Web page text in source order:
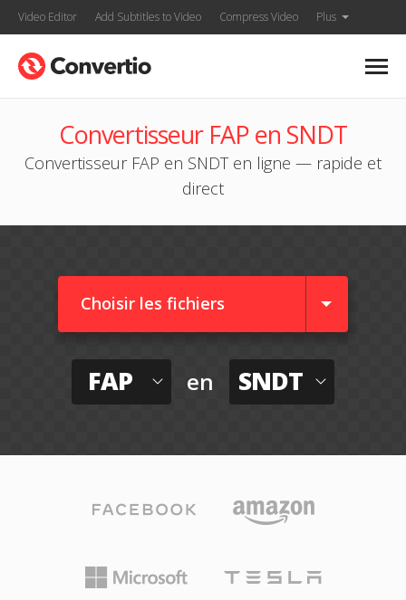
Video Editor Add Subtitles to Video Compress Video Plus
Convertisseur FAP en SNDT
Convertisseur FAP en SNDT en ligne — rapide et
direct
Choisir les fichiers
FAP en SNDT